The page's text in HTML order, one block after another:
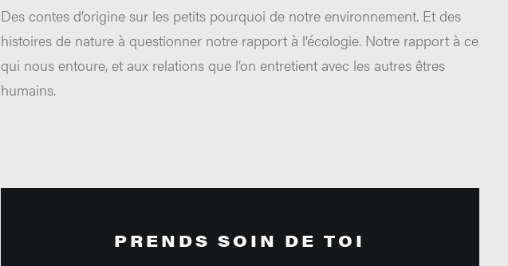
Des contes d’origine sur les petits pourquoi de notre environnement. Et des
histoires de nature à questionner notre rapport à l’écologie. Notre rapport à ce
qui nous entoure, et aux relations que l’on entretient avec les autres êtres
humains.
PRENDS SOIN DE TOI